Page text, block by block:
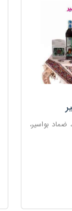
5 ستاره، ضماد بواسیر،